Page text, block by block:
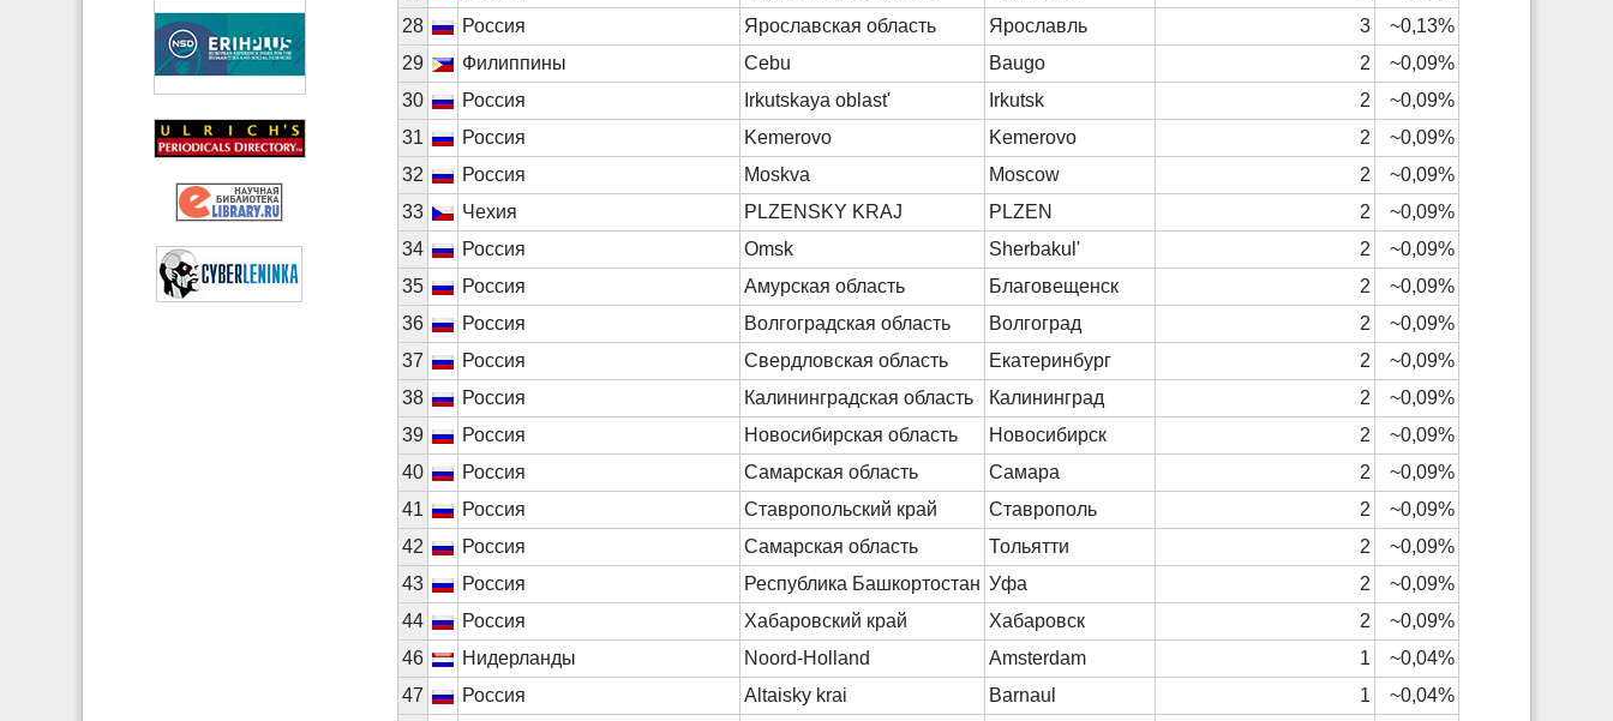
28
Россия Ярославская область Ярославль 3
~0,13%
29
Филиппины Cebu Baugo 2
~0,09%
30
Россия Irkutskaya oblast' Irkutsk 2
~0,09%
31
Россия Kemerovo Kemerovo 2
~0,09%
32
Россия Moskva Moscow 2
~0,09%
33
Чехия PLZENSKY KRAJ PLZEN 2
~0,09%
34
Россия Omsk Sherbakul' 2
~0,09%
35
Россия Амурская область Благовещенск 2
~0,09%
36
Россия Волгоградская область Волгоград 2
~0,09%
37
Россия Свердловская область Екатеринбург 2
~0,09%
38
Россия Калининградская область Калининград 2
~0,09%
39
Россия Новосибирская область Новосибирск 2
~0,09%
40
Россия Самарская область Самара 2
~0,09%
41
Россия Ставропольский край Ставрополь 2
~0,09%
42
Россия Самарская область Тольятти 2
~0,09%
43
Россия Республика Башкортостан Уфа 2
~0,09%
44
Россия Хабаровский край Хабаровск 2
~0,09%
46
Нидерланды Noord-Holland Amsterdam 1
~0,04%
47
Россия Altaisky krai Barnaul 1
~0,04%